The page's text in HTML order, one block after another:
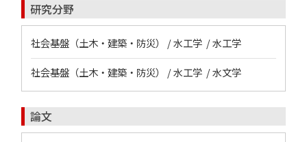
研究分野
社会基盤（土木・建築・防災） / 水工学 / 水工学
社会基盤（土木・建築・防災） / 水工学 / 水文学
論文